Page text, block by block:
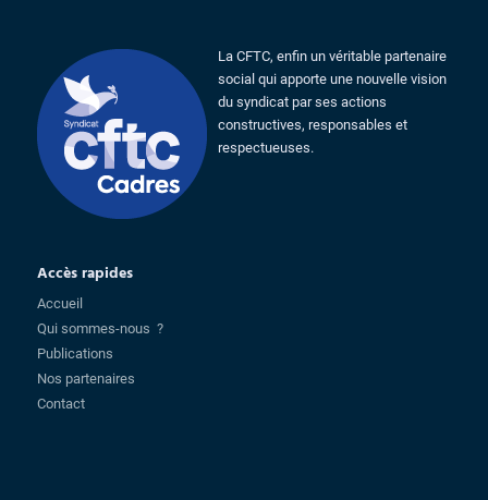
La CFTC, enfin un véritable partenaire
social qui apporte une nouvelle vision
du syndicat par ses actions
constructives, responsables et
respectueuses.
Accès rapides
Accueil
Qui sommes-nous ?
Publications
Nos partenaires
Contact